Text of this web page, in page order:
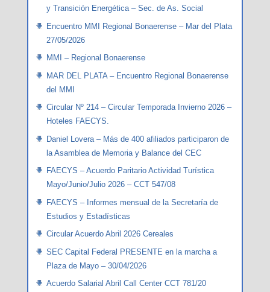
y Transición Energética – Sec. de As. Social
Encuentro MMI Regional Bonaerense – Mar del Plata
27/05/2026
MMI – Regional Bonaerense
MAR DEL PLATA – Encuentro Regional Bonaerense
del MMI
Circular Nº 214 – Circular Temporada Invierno 2026 –
Hoteles FAECYS.
Daniel Lovera – Más de 400 afiliados participaron de
la Asamblea de Memoria y Balance del CEC
FAECYS – Acuerdo Paritario Actividad Turística
Mayo/Junio/Julio 2026 – CCT 547/08
FAECYS – Informes mensual de la Secretaría de
Estudios y Estadísticas
Circular Acuerdo Abril 2026 Cereales
SEC Capital Federal PRESENTE en la marcha a
Plaza de Mayo – 30/04/2026
Acuerdo Salarial Abril Call Center CCT 781/20